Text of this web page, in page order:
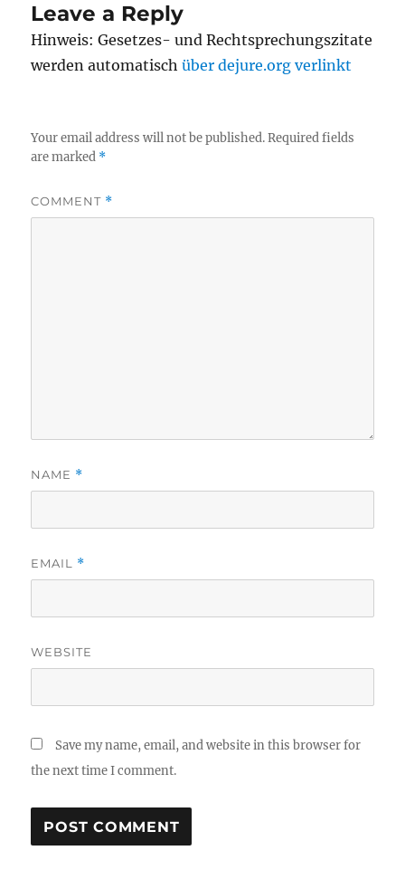
Leave a Reply
Hinweis: Gesetzes- und Rechtsprechungszitate
werden automatischüber dejure.org verlinkt
Your email address will not be published. Required fields
are marked *
COMMENT *
NAME *
EMAIL *
WEBSITE
Save my name, email, and website in this browser for
the next time I comment.